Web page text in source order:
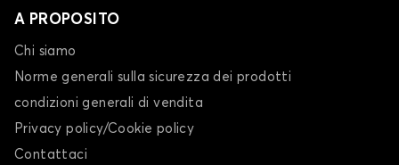
A PROPOSITO
Chi siamo
Norme generali sulla sicurezza dei prodotti
condizioni generali di vendita
Privacy policy/Cookie policy
Contattaci